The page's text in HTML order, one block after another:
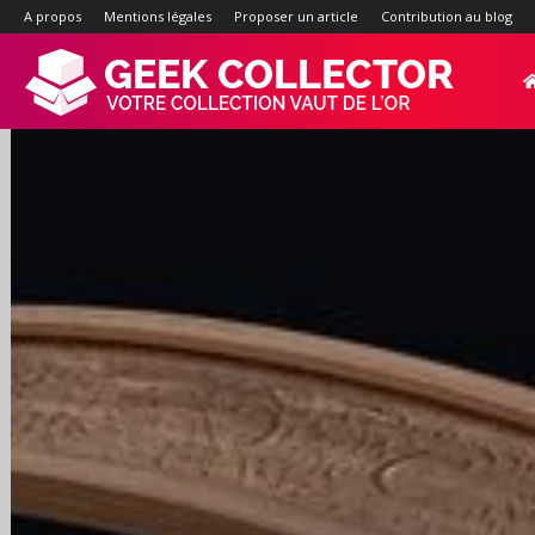
A propos Mentions légales Proposer un article Contribution au blog
Site